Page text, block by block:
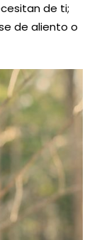
de ti;
de aliento o